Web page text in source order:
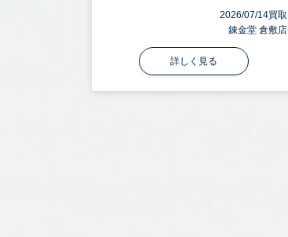
2026/07/14買取
錬金堂 倉敷店
詳しく見る